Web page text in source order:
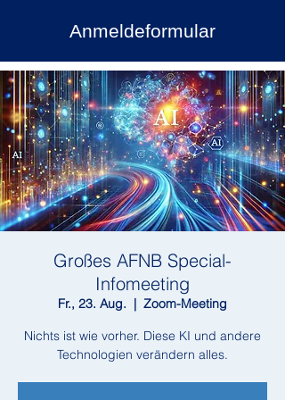
Anmeldeformular
Großes AFNB Special-
Infomeeting
Fr., 23. Aug.
  |
Zoom-Meeting
Nichts ist wie vorher. Diese KI und andere
Technologien verändern alles.